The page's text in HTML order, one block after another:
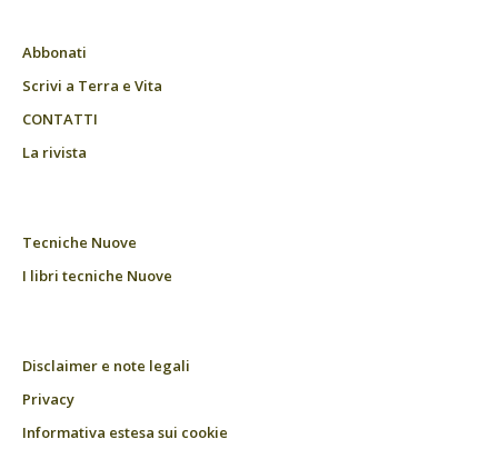
Abbonati
Scrivi a Terra e Vita
CONTATTI
La rivista
Tecniche Nuove
I libri tecniche Nuove
Disclaimer e note legali
Privacy
Informativa estesa sui cookie